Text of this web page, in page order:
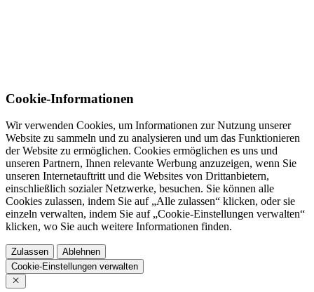
Cookie-Informationen
Wir verwenden Cookies, um Informationen zur Nutzung unserer
Website zu sammeln und zu analysieren und um das Funktionieren
der Website zu ermöglichen. Cookies ermöglichen es uns und
unseren Partnern, Ihnen relevante Werbung anzuzeigen, wenn Sie
unseren Internetauftritt und die Websites von Drittanbietern,
einschließlich sozialer Netzwerke, besuchen. Sie können alle
Cookies zulassen, indem Sie auf „Alle zulassen“ klicken, oder sie
einzeln verwalten, indem Sie auf „Cookie-Einstellungen verwalten“
klicken, wo Sie auch weitere Informationen finden.
Zulassen
Ablehnen
Cookie-Einstellungen verwalten